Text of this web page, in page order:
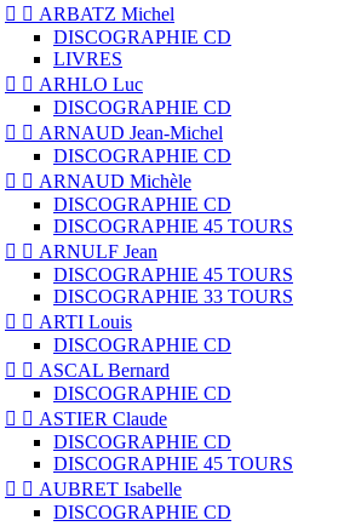
  ARBATZ Michel
DISCOGRAPHIE CD
LIVRES
  ARHLO Luc
DISCOGRAPHIE CD
  ARNAUD Jean-Michel
DISCOGRAPHIE CD
  ARNAUD Michèle
DISCOGRAPHIE CD
DISCOGRAPHIE 45 TOURS
  ARNULF Jean
DISCOGRAPHIE 45 TOURS
DISCOGRAPHIE 33 TOURS
  ARTI Louis
DISCOGRAPHIE CD
  ASCAL Bernard
DISCOGRAPHIE CD
  ASTIER Claude
DISCOGRAPHIE CD
DISCOGRAPHIE 45 TOURS
  AUBRET Isabelle
DISCOGRAPHIE CD